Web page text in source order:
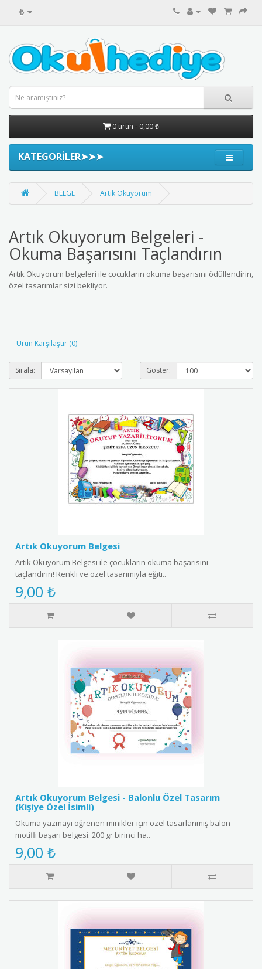
₺
0 ürün - 0,00 ₺
KATEGORİLER➤➤➤
BELGE Artık Okuyorum
Artık Okuyorum Belgeleri -
Okuma Başarısını Taçlandırın
Artık Okuyorum belgeleri ile çocukların okuma başarısını ödüllendirin,
özel tasarımlar sizi bekliyor.
Ürün Karşılaştır (0)
Sırala: Göster:
Artık Okuyorum Belgesi
Artık Okuyorum Belgesi ile çocukların okuma başarısını
taçlandırın! Renkli ve özel tasarımıyla eğiti..
9,00 ₺
Artık Okuyorum Belgesi - Balonlu Özel Tasarım
(Kişiye Özel İsimli)
Okuma yazmayı öğrenen minikler için özel tasarlanmış balon
motifli başarı belgesi. 200 gr birinci ha..
9,00 ₺